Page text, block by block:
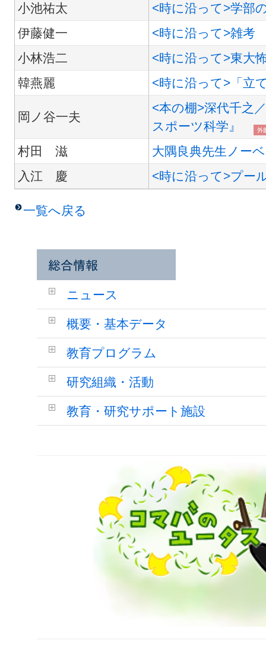
小池祐太
<時に沿って>学部
伊藤健一
<時に沿って>雑考
小林浩二
<時に沿って>東大
韓燕麗
<時に沿って>「立
岡ノ谷一夫
<本の棚>深代千之
スポーツ科学』
村田 滋
大隅良典先生ノー
入江 慶
<時に沿って>プー
一覧へ戻る
ニュース
概要・基本データ
教育プログラム
研究組織・活動
教育・研究サポート施設